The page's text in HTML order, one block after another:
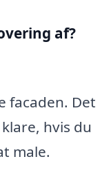
af?
facaden. Det
hvis du
male.